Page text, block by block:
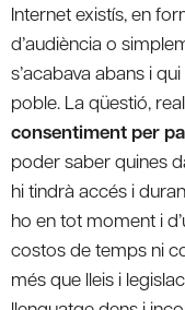
Internet existís, en
d’audiència o
s’acabava abans i
poble. La qüestió,
consentiment per
poder saber quines
hi tindrà accés i
ho en tot moment i
costos de temps ni
més que lleis i